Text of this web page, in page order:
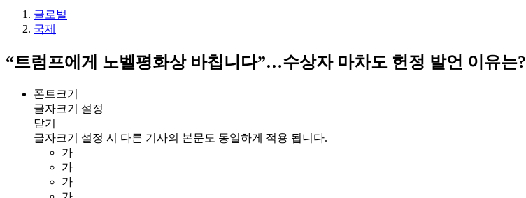
글로벌
국제
“트럼프에게 노벨평화상 바칩니다”…수상자 마차도 헌정 발언 이유는?
폰트크기
글자크기 설정
닫기
글자크기 설정 시 다른 기사의 본문도 동일하게 적용 됩니다.
가
가
가